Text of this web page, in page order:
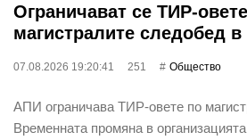
Ограничават се ТИР-
магистралите следобед
07.08.2026 19:20:41 251 Общество
АПИ ограничава ТИР-овете по
Временната промяна в